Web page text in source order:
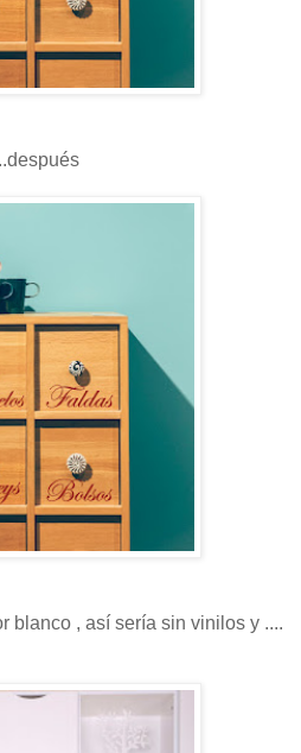
blanco , así sería sin vinilos y ....